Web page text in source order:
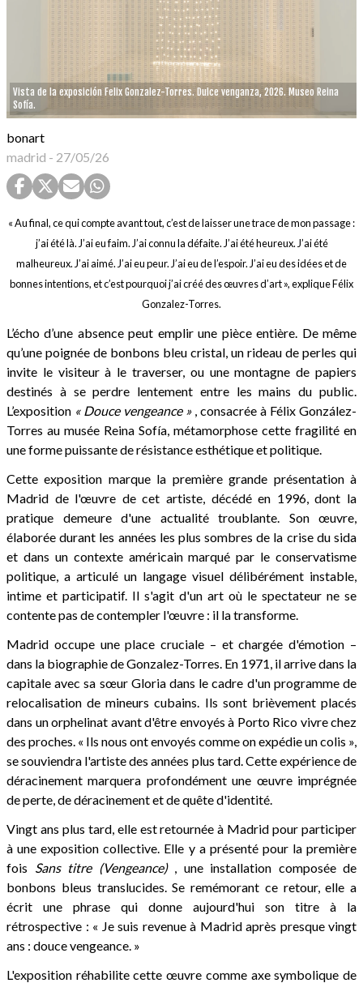
Vista de la exposición Felix Gonzalez-Torres. Dulce venganza, 2026. Museo Reina
Sofía.
bonart
madrid - 27/05/26
« Au final, ce qui compte avant tout, c’est de laisser une trace de mon passage :
j’ai été là. J’ai eu faim. J’ai connu la défaite. J’ai été heureux. J’ai été
malheureux. J’ai aimé. J’ai eu peur. J’ai eu de l’espoir. J’ai eu des idées et de
bonnes intentions, et c’est pourquoi j’ai créé des œuvres d’art », explique Félix
Gonzalez-Torres.
L’écho d’une absence peut emplir une pièce entière. De même
qu’une poignée de bonbons bleu cristal, un rideau de perles qui
invite le visiteur à le traverser, ou une montagne de papiers
destinés à se perdre lentement entre les mains du public.
L’exposition « Douce vengeance », consacrée à Félix González-
Torres au musée Reina Sofía, métamorphose cette fragilité en
une forme puissante de résistance esthétique et politique.
Cette exposition marque la première grande présentation à
Madrid de l'œuvre de cet artiste, décédé en 1996, dont la
pratique demeure d'une actualité troublante. Son œuvre,
élaborée durant les années les plus sombres de la crise du sida
et dans un contexte américain marqué par le conservatisme
politique, a articulé un langage visuel délibérément instable,
intime et participatif. Il s'agit d'un art où le spectateur ne se
contente pas de contempler l'œuvre : il la transforme.
Madrid occupe une place cruciale – et chargée d'émotion –
dans la biographie de Gonzalez-Torres. En 1971, il arrive dans la
capitale avec sa sœur Gloria dans le cadre d'un programme de
relocalisation de mineurs cubains. Ils sont brièvement placés
dans un orphelinat avant d'être envoyés à Porto Rico vivre chez
des proches. « Ils nous ont envoyés comme on expédie un colis »,
se souviendra l'artiste des années plus tard. Cette expérience de
déracinement marquera profondément une œuvre imprégnée
de perte, de déracinement et de quête d'identité.
Vingt ans plus tard, elle est retournée à Madrid pour participer
à une exposition collective. Elle y a présenté pour la première
fois Sans titre (Vengeance), une installation composée de
bonbons bleus translucides. Se remémorant ce retour, elle a
écrit une phrase qui donne aujourd'hui son titre à la
rétrospective : « Je suis revenue à Madrid après presque vingt
ans : douce vengeance. »
L'exposition réhabilite cette œuvre comme axe symbolique de